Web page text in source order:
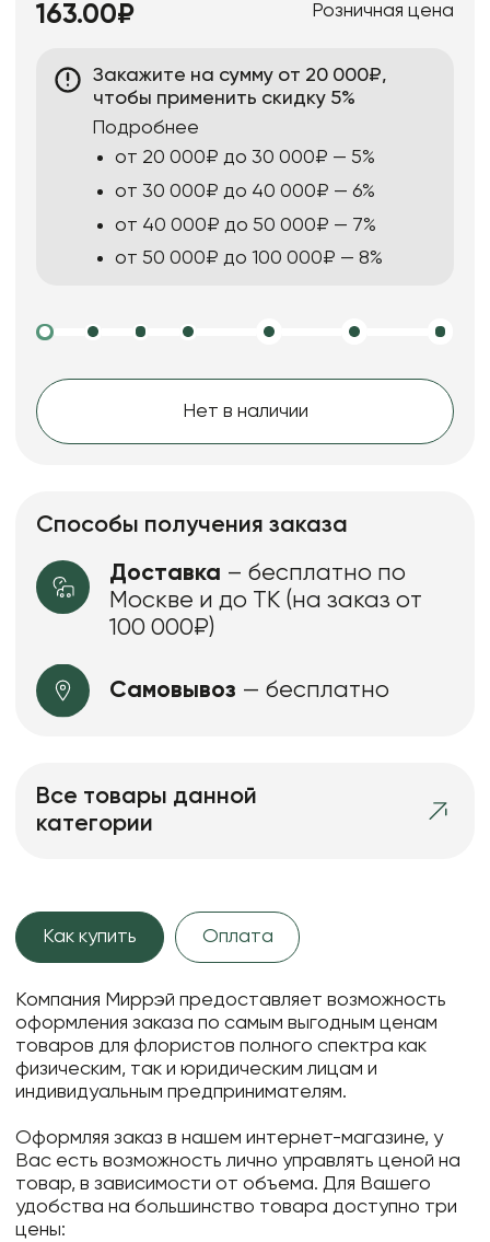
163.00₽ Розничная цена
Закажите на сумму от 20 000₽,
чтобы применить скидку 5%
Подробнее
от 20 000₽ до 30 000₽ — 5%
от 30 000₽ до 40 000₽ — 6%
от 40 000₽ до 50 000₽ — 7%
от 50 000₽ до 100 000₽ — 8%
Нет в наличии
Способы получения заказа
Доставка – бесплатно по
Москве и до ТК (на заказ от
100 000₽)
Самовывоз — бесплатно
Все товары данной
категории
Как купить Оплата
Компания Миррэй предоставляет возможность
оформления заказа по самым выгодным ценам
товаров для флористов полного спектра как
физическим, так и юридическим лицам и
индивидуальным предпринимателям.
Оформляя заказ в нашем интернет-магазине, у
Вас есть возможность лично управлять ценой на
товар, в зависимости от объема. Для Вашего
удобства на большинство товара доступно три
цены: